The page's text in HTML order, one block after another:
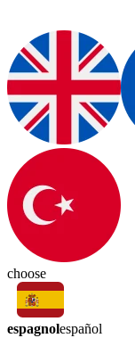
choose
espagnolespañol